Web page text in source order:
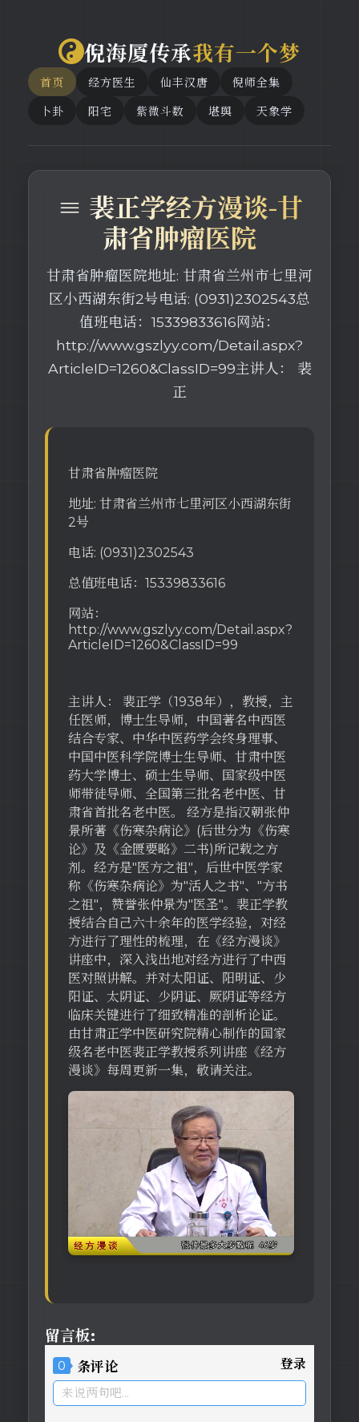
倪海厦传承我有一个梦
首页 经方医生 仙丰汉唐
倪师全集
卜卦
阳宅 紫微斗数 堪舆 天象学
≡ 裴正学经方漫谈-甘
肃省肿瘤医院
甘肃省肿瘤医院地址: 甘肃省兰州市七里河
区小西湖东街2号电话: (0931)2302543总
值班电话：15339833616网站：
http://www.gszlyy.com/Detail.aspx?
ArticleID=1260&ClassID=99主讲人： 裴
正
甘肃省肿瘤医院
地址: 甘肃省兰州市七里河区小西湖东街
2号
电话: (0931)2302543
总值班电话：15339833616
网站：
http://www.gszlyy.com/Detail.aspx?
ArticleID=1260&ClassID=99
主讲人： 裴正学（1938年），教授，主
任医师，博士生导师，中国著名中西医
结合专家、中华中医药学会终身理事、
中国中医科学院博士生导师、甘肃中医
药大学博士、硕士生导师、国家级中医
师带徒导师、全国第三批名老中医、甘
肃省首批名老中医。 经方是指汉朝张仲
景所著《伤寒杂病论》(后世分为《伤寒
论》及《金匮要略》二书)所记载之方
剂。经方是"医方之祖"，后世中医学家
称《伤寒杂病论》为"活人之书"、"方书
之祖"，赞誉张仲景为"医圣"。裴正学教
授结合自己六十余年的医学经验，对经
方进行了理性的梳理，在《经方漫谈》
讲座中，深入浅出地对经方进行了中西
医对照讲解。并对太阳证、阳明证、少
阳证、太阴证、少阴证、厥阴证等经方
临床关键进行了细致精准的剖析论证。
由甘肃正学中医研究院精心制作的国家
级名老中医裴正学教授系列讲座《经方
漫谈》每周更新一集，敬请关注。
留言板:
0 条评论
登录
来说两句吧...